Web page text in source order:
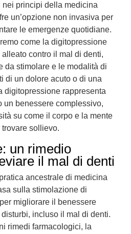
principi della medicina
un’opzione non invasiva per
le emergenze quotidiane.
come la digitopressione
contro il mal di denti,
da stimolare e le modalità di
di un dolore acuto o di una
digitopressione rappresenta
un benessere complessivo,
su come il corpo e la mente
sollievo.
un rimedio
il mal di denti
ancestrale di medicina
sulla stimolazione di
migliorare il benessere
incluso il mal di denti.
rimedi farmacologici, la